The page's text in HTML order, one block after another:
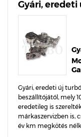
Gyári,
Gyári, eredeti új
beszállítójától, mely
eredetileg is
márkaszervizben is,
év km megkötés